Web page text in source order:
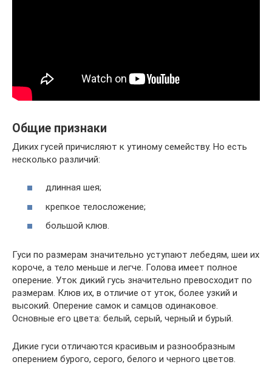
Общие признаки
Диких гусей причисляют к утиному семейству. Но есть
несколько различий:
длинная шея;
крепкое телосложение;
большой клюв.
Гуси по размерам значительно уступают лебедям, шеи их
короче, а тело меньше и легче. Голова имеет полное
оперение. Уток дикий гусь значительно превосходит по
размерам. Клюв их, в отличие от уток, более узкий и
высокий. Оперение самок и самцов одинаковое.
Основные его цвета: белый, серый, черный и бурый.
Дикие гуси отличаются красивым и разнообразным
оперением бурого, серого, белого и черного цветов.